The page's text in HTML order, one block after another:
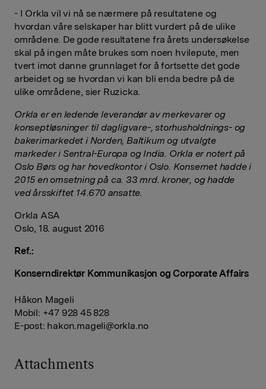
- I Orkla vil vi nå se nærmere på resultatene og
hvordan våre selskaper har blitt vurdert på de ulike
områdene. De gode resultatene fra årets undersøkelse
skal på ingen måte brukes som noen hvilepute, men
tvert imot danne grunnlaget for å fortsette det gode
arbeidet og se hvordan vi kan bli enda bedre på de
ulike områdene, sier Ruzicka.
Orkla er en ledende leverandør av merkevarer og
konseptløsninger til dagligvare-, storhusholdnings- og
bakerimarkedet i Norden, Baltikum og utvalgte
markeder i Sentral-Europa og India. Orkla er notert på
Oslo Børs og har hovedkontor i Oslo. Konsernet hadde i
2015 en omsetning på ca. 33 mrd. kroner, og hadde
ved årsskiftet 14.670 ansatte.
Orkla ASA
Oslo, 18. august 2016
Ref.:
Konserndirektør Kommunikasjon og Corporate Affairs
Håkon Mageli
Mobil: +47 928 45 828
E-post: hakon.mageli@orkla.no
Attachments